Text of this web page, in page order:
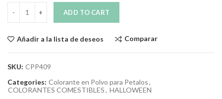
ADD TO CART
Añadir a la lista de deseos Comparar
SKU: CPP409
Categories: Colorante en Polvo para Petalos,
COLORANTES COMESTIBLES, HALLOWEEN